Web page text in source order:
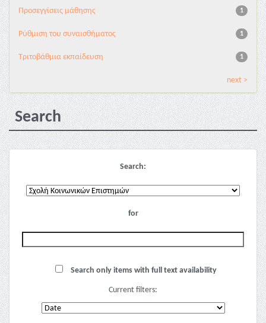
1
Προσεγγίσεις μάθησης
1
Ρύθμιση του συναισθήματος
1
Τριτοβάθμια εκπαίδευση
next >
Search
Search:
for
Search only items with full text availability
Current filters: